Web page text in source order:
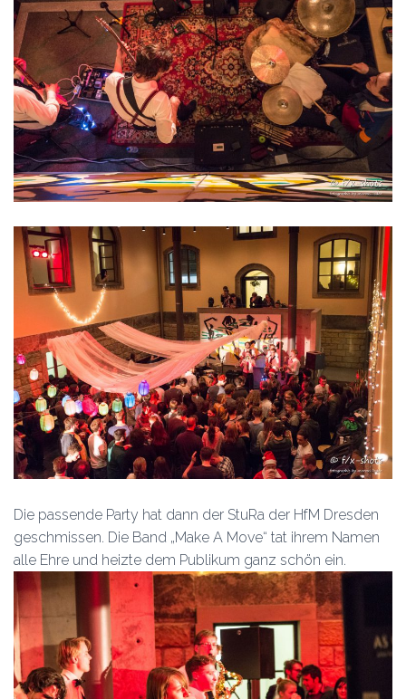
Die passende Party hat dann der StuRa der HfM Dresden
geschmissen. Die Band „Make A Move“ tat ihrem Namen
alle Ehre und heizte dem Publikum ganz schön ein.